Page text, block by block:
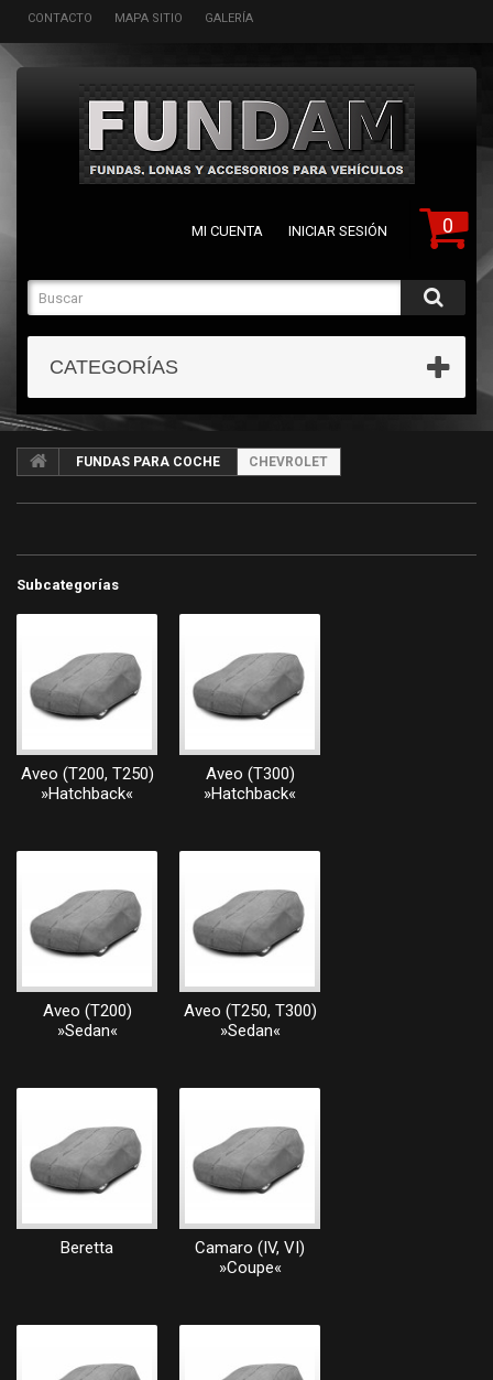
CONTACTO MAPA SITIO GALERÍA
0
MI CUENTA INICIAR SESIÓN
CATEGORÍAS
FUNDAS PARA COCHE CHEVROLET
Subcategorías
Aveo (T200, T250)
»Hatchback«
Aveo (T300)
»Hatchback«
Aveo (T200)
»Sedan«
Aveo (T250, T300)
»Sedan«
Beretta
Camaro (IV, VI)
»Coupe«